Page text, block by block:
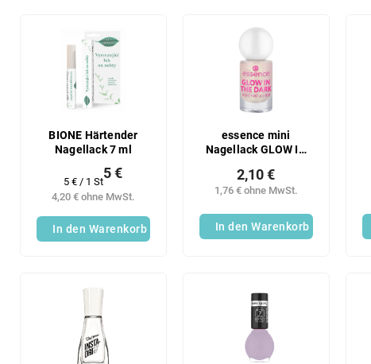
BIONE Härtender
Nagellack 7 ml
4,20 € ohne MwSt.
5 €
Verkaufspreis:
5 € / 1 St
In den Warenkorb
essence mini
Nagellack GLOW IN
1,76 € ohne MwSt.
2,10 €
In den Warenkorb